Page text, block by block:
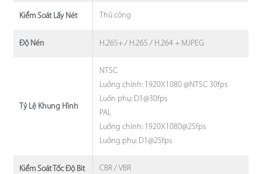
Kiểm Soát Lấy Nét Thủ công
Độ Nén H.265+ / H.265 / H.264 + MJPEG
Tỷ Lệ Khung Hình
NTSC
Luồng chính: 1920X1080 @NTSC 30fps
Luồn phụ: D1@30fps
PAL
Luồng chính: 1920X1080@25fps
Luồng phụ: D1@25fps
Kiểm Soát Tốc Độ Bit CBR / VBR